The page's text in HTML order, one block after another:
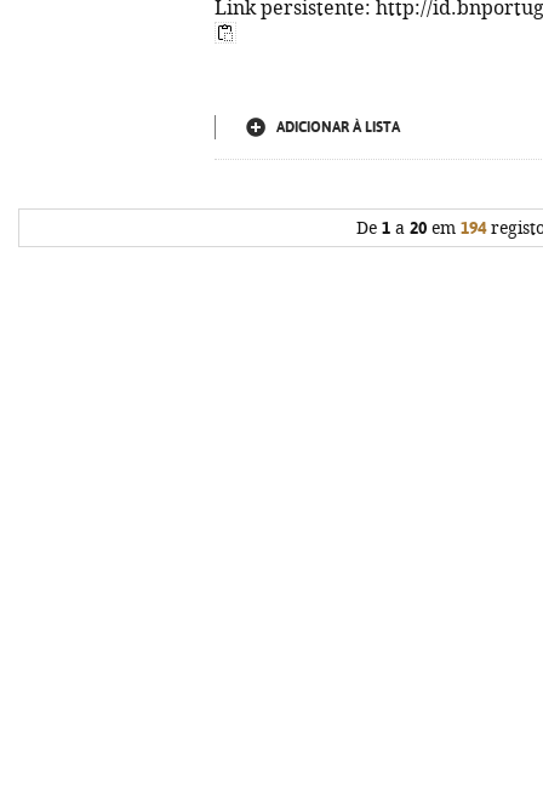
Link persistente: http://
ADICIONAR À LISTA
De 1 a 20 em 194